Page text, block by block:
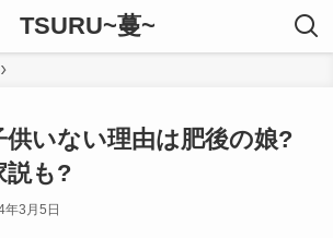
TSURU~蔓~
供いない理由は肥後の娘?
説も?
年3月5日